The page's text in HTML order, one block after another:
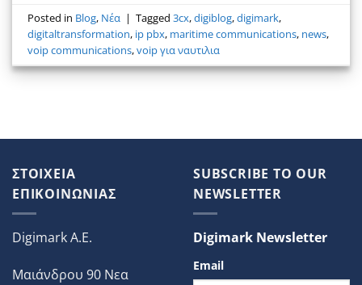
Posted in Blog, Νέα | Tagged3cx,digiblog,digimark,
digitaltransformation, ip pbx, maritime communications, news,
voip communications,voip για ναυτιλια
ΣΤΟΙΧΕΙΑ
ΕΠΙΚΟΙΝΩΝΙΑΣ
Digimark A.E.
Μαιάνδρου 90 Νεα
SUBSCRIBE TO OUR
NEWSLETTER
Digimark Newsletter
Email